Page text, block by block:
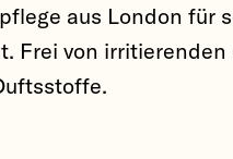
aus London für
Frei von irritierenden